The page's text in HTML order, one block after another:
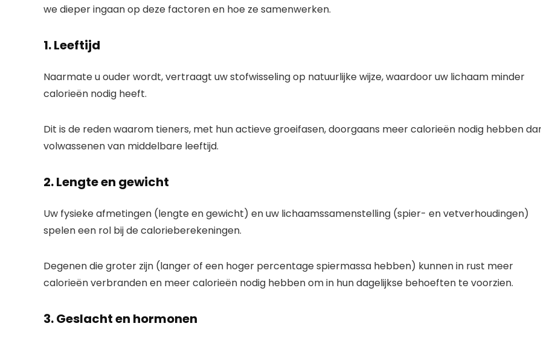
we dieper ingaan op deze factoren en hoe ze samenwerken.
1. Leeftijd
Naarmate u ouder wordt, vertraagt ​​uw stofwisseling op natuurlijke wijze, waardoor uw lichaam minder
calorieën nodig heeft.
Dit is de reden waarom tieners, met hun actieve groeifasen, doorgaans meer calorieën nodig hebben
volwassenen van middelbare leeftijd.
2. Lengte en gewicht
Uw fysieke afmetingen (lengte en gewicht) en uw lichaamssamenstelling (spier- en vetverhoudingen)
spelen een rol bij de calorieberekeningen.
Degenen die groter zijn (langer of een hoger percentage spiermassa hebben) kunnen in rust meer
calorieën verbranden en meer calorieën nodig hebben om in hun dagelijkse behoeften te voorzien.
3. Geslacht en hormonen